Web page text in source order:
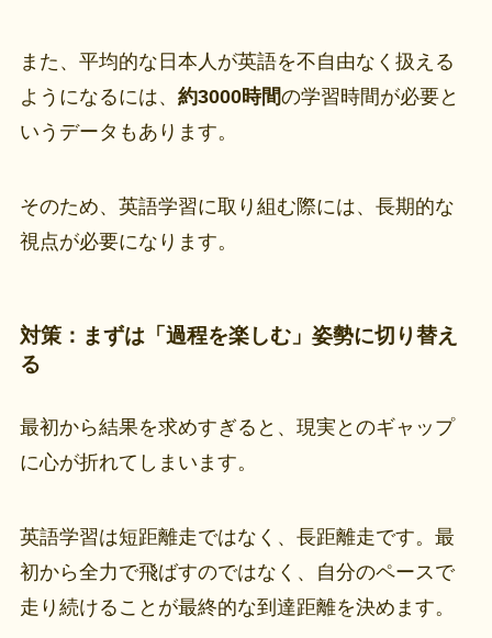
また、平均的な日本人が英語を不自由なく扱える
ようになるには、 約3000時間の学習時間が必要と
いうデータもあります。
そのため、英語学習に取り組む際には、長期的な
視点が必要になります。
対策：まずは「過程を楽しむ」姿勢に切り替え
る
最初から結果を求めすぎると、現実とのギャップ
に心が折れてしまいます。
英語学習は短距離走ではなく、長距離走です。最
初から全力で飛ばすのではなく、自分のペースで
走り続けることが最終的な到達距離を決めます。